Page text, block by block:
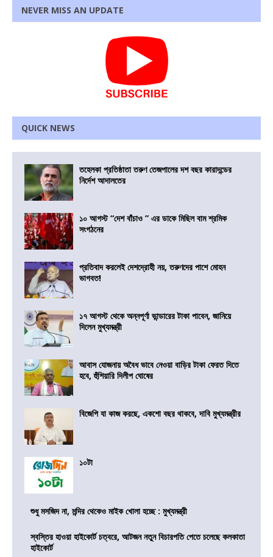
NEVER MISS AN UPDATE
QUICK NEWS
তহেলকা প্রতিষ্ঠাতা তরুণ তেজপালের দশ বছর কারাদন্ডের
নির্দেশ আদালতের
১০ আগস্ট “দেশ বাঁচাও ” এর ডাকে মিছিল বাম শ্রমিক
সংগঠনের
প্রতিবাদ করলেই দেশদ্রোহী নয়, তরুণদের পাশে মোহন
ভাগবত!
১৭ আগস্ট থেকে অন্নপূর্ণা ভান্ডারের টাকা পাবেন, জানিয়ে
দিলেন মুখ্যমন্ত্রী
আবাস যোজনায় অবৈধ ভাবে নেওয়া বাড়ির টাকা ফেরত দিতে
হবে, হুঁশিয়ারি দিলীপ ঘোষের
বিজেপি যা কাজ করছে, একশো বছর থাকবে, দাবি মুখ্যমন্ত্রীর
১০টা
শুধু মসজিদ না, মন্দির থেকেও মাইক খোলা হচ্ছে : মুখ্যমন্ত্রী
স্বস্তির হাওয়া হাইকোর্ট চত্বরে, আটজন নতুন বিচারপতি পেতে চলেছে কলকাতা
হাইকোর্ট